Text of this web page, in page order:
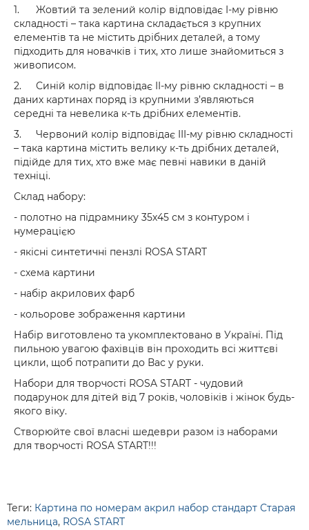
1.
Жовтий та зелений колір відповідає I-му рівню
складності – така картина складається з крупних
елементів та не містить дрібних деталей, а тому
підходить для новачків і тих, хто лише знайомиться з
живописом.
2.
Синій колір відповідає II-му рівню складності – в
даних картинах поряд із крупними з’являються
середні та невелика к-ть дрібних елементів.
3.
Червоний колір відповідає III-му рівню складності
– така картина містить велику к-ть дрібних деталей,
підійде для тих, хто вже має певні навики в даній
техніці.
Склад набору:
- полотно на підрамнику 35х45 см з контуром і
нумерацією
- якісні синтетичні пензлі ROSA START
- схема картини
- набір акрилових фарб
- кольорове зображення картини
Набір виготовлено та укомплектовано в Україні. Під
пильною увагою фахівців він проходить всі життєві
цикли, щоб потрапити до Вас у руки.
Набори для творчості ROSA START - чудовий
подарунок для дітей від 7 років, чоловіків і жінок будь-
якого віку.
Створюйте свої власні шедеври разом із наборами
для творчості ROSA START!!!
Теги: Картина по номерам акрил набор стандарт Старая
мельница, ROSA START